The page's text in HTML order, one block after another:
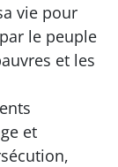
vie pour
le peuple
et les
et